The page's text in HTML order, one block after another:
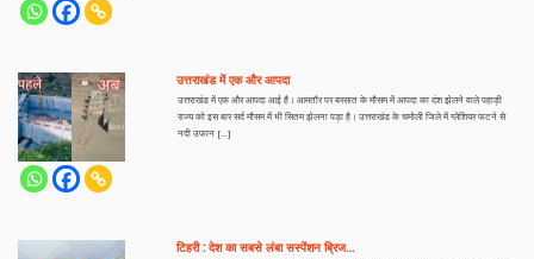
उत्तराखंड में एक और आपदा
उत्तराखंड में एक और आपदा आई है। आमतौर पर बरसात के मौसम में आपदा का दंश झेलने वाले पहाड़ी
राज्य को इस बार सर्द मौसम में भी सितम झेलना पड़ा है। उत्तराखंड के चमोली जिले में ग्लेशियर फटने से
नदी उफान […]
टिहरी : देश का सबसे लंबा सस्पेंशन ब्रिज…